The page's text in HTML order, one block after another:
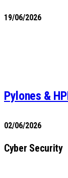
19/06/2026
Pylones &
02/06/2026
Cyber Security